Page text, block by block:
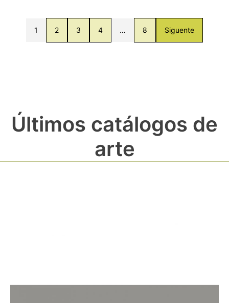
1 2 3 4 … 8 Siguente
Últimos catálogos de
arte